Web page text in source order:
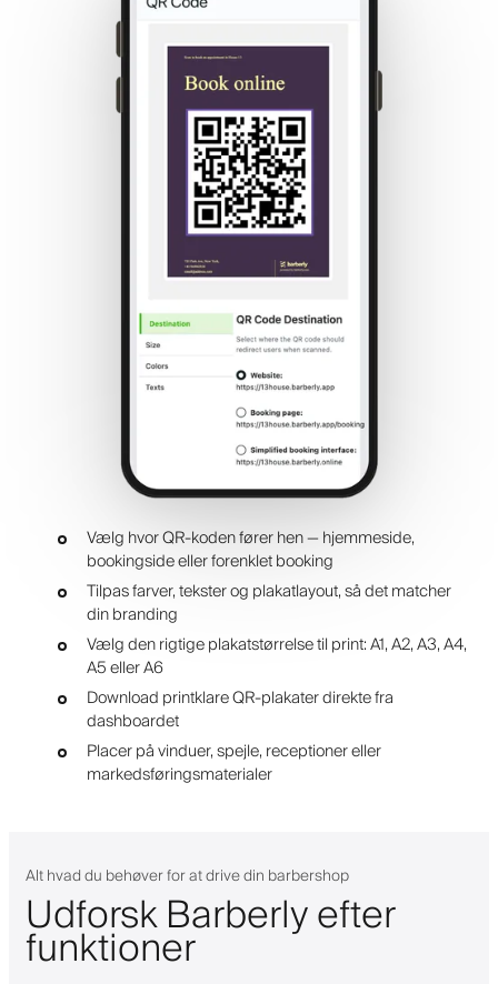
Vælg hvor QR-koden fører hen — hjemmeside,
bookingside eller forenklet booking
Tilpas farver, tekster og plakatlayout, så det matcher
din branding
Vælg den rigtige plakatstørrelse til print: A1, A2, A3, A4,
A5 eller A6
Download printklare QR-plakater direkte fra
dashboardet
Placer på vinduer, spejle, receptioner eller
markedsføringsmaterialer
Alt hvad du behøver for at drive din barbershop
Udforsk Barberly efter
funktioner